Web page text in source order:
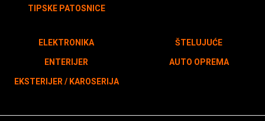
TIPSKE PATOSNICE
ELEKTRONIKA
ENTERIJER
EKSTERIJER / KAROSERIJA
ŠTELUJUĆE
AUTO OPREMA